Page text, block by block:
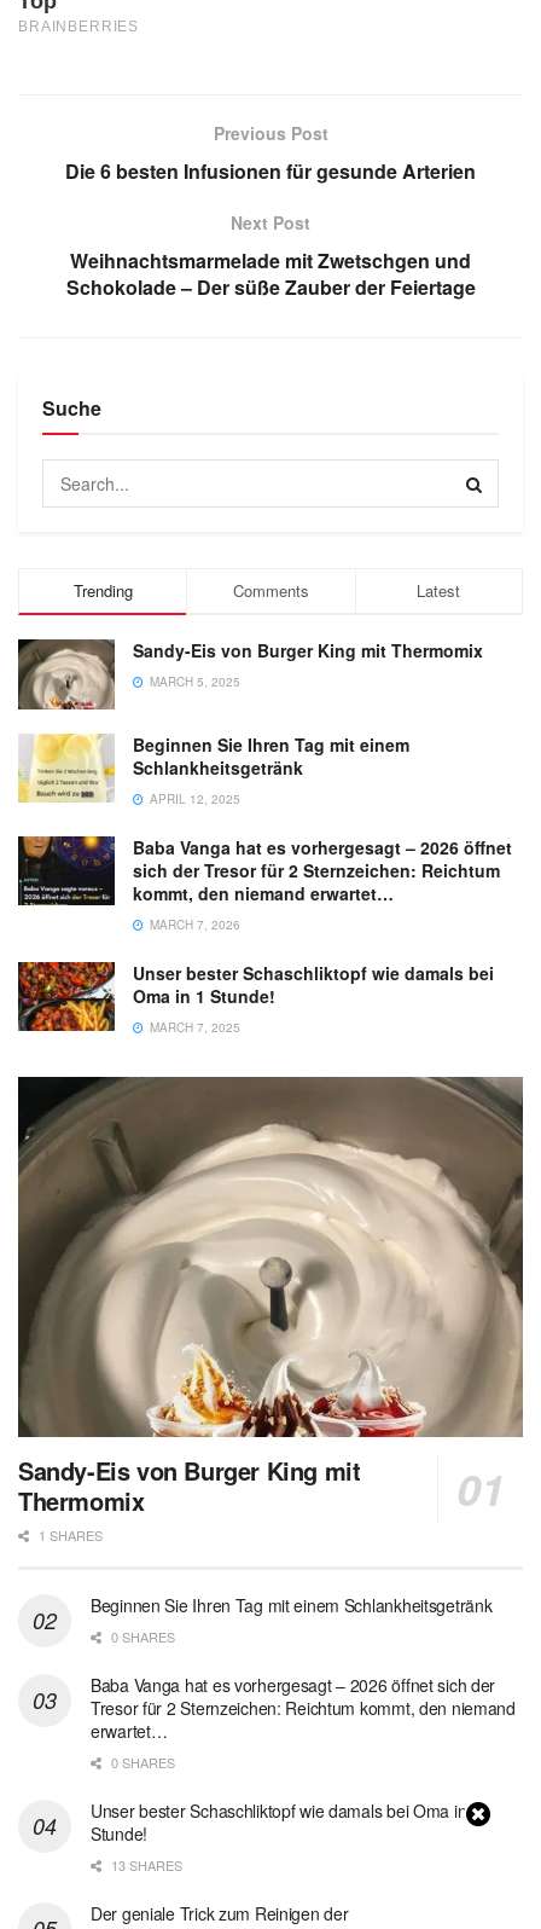
Previous Post
Die 6 besten Infusionen für gesunde Arterien
Next Post
Weihnachtsmarmelade mit Zwetschgen und
Schokolade – Der süße Zauber der Feiertage
Suche
Trending Comments Latest
Sandy-Eis von Burger King mit Thermomix
MARCH 5, 2025
Beginnen Sie Ihren Tag mit einem
Schlankheitsgetränk
APRIL 12, 2025
Baba Vanga hat es vorhergesagt – 2026 öffnet
sich der Tresor für 2 Sternzeichen: Reichtum
kommt, den niemand erwartet…
MARCH 7, 2026
Unser bester Schaschliktopf wie damals bei
Oma in 1 Stunde!
MARCH 7, 2025
Sandy-Eis von Burger King mit
Thermomix
1 SHARES
Beginnen Sie Ihren Tag mit einem Schlankheitsgetränk
0 SHARES
Baba Vanga hat es vorhergesagt – 2026 öffnet sich der
Tresor für 2 Sternzeichen: Reichtum kommt, den niemand
erwartet…
0 SHARES
Unser bester Schaschliktopf wie damals bei Oma in 1
Stunde!
13 SHARES
Der geniale Trick zum Reinigen der